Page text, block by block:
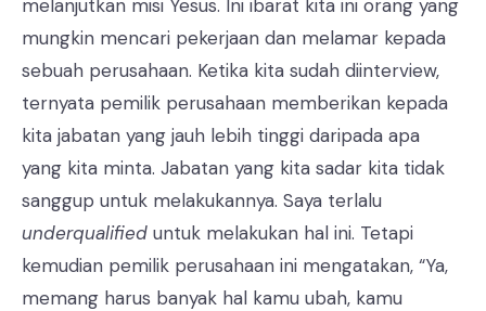
melanjutkan misi Yesus. Ini ibarat kita ini orang yang
mungkin mencari pekerjaan dan melamar kepada
sebuah perusahaan. Ketika kita sudah diinterview,
ternyata pemilik perusahaan memberikan kepada
kita jabatan yang jauh lebih tinggi daripada apa
yang kita minta. Jabatan yang kita sadar kita tidak
sanggup untuk melakukannya. Saya terlalu
underqualified untuk melakukan hal ini. Tetapi
kemudian pemilik perusahaan ini mengatakan, “Ya,
memang harus banyak hal kamu ubah, kamu